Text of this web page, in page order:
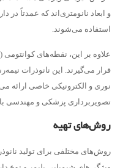
و ابعاد نانومتری‌اند که عمدتاً
استفاده می‌شوند.
تصویربرداری پزشکی و مهندسی
روش‌های تهیه
روش‌های مختلفی برای تولید